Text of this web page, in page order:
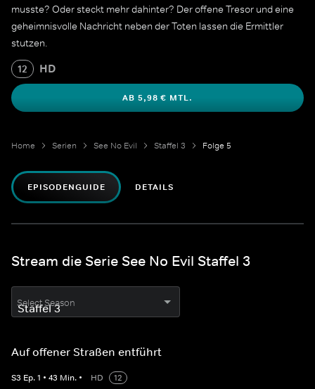
musste? Oder steckt mehr dahinter? Der offene Tresor und eine
geheimnisvolle Nachricht neben der Toten lassen die Ermittler
stutzen.
12 HD
AB 5,98 € MTL.
Home Serien See No Evil Staffel 3 Folge 5
EPISODENGUIDE DETAILS
Stream die Serie See No Evil Staffel 3
Select Season
Auf offener Straßen entführt
S3 Ep.1 • 43 Min. • HD
12